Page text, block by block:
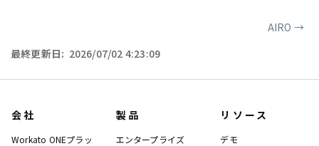
AIRO →
最終更新日: 2026/07/02 4:23:09
会社
Workato ONEプラッ
製品
エンタープライズ
リソース
デモ